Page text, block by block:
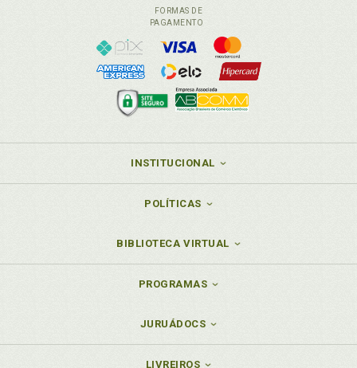
FORMAS DE
PAGAMENTO
INSTITUCIONAL
POLÍTICAS
BIBLIOTECA VIRTUAL
PROGRAMAS
JURUÁDOCS
LIVREIROS